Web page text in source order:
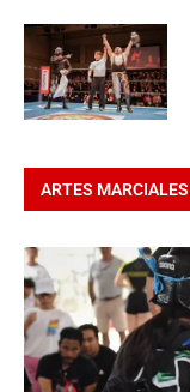
ARTES MARCIALES